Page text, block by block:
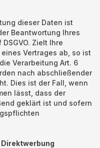
dieser Daten ist
Beantwortung Ihres
Zielt Ihre
Vertrages ab, so ist
Verarbeitung Art. 6
nach abschließender
Dies ist der Fall, wenn
lässt, dass der
geklärt ist und sofern
Direktwerbung